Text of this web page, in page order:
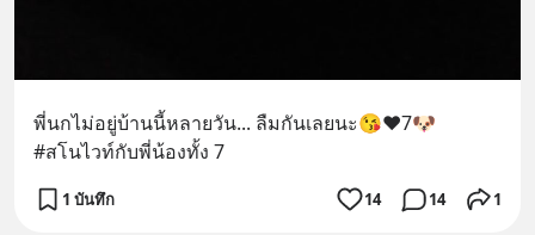
พี่นกไม่อยู่บ้านนี้หลายวัน... ลืมกันเลยนะ😘❤7🐶
#สโนไวท์กับพี่น้องทั้ง 7
1 บันทึก 14 14 1